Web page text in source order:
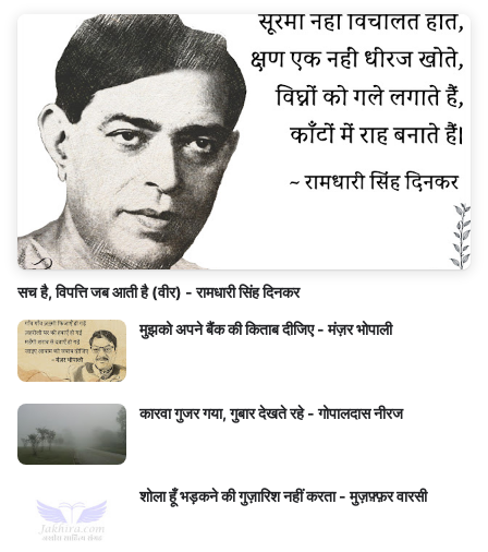
सच है, विपत्ति जब आती है (वीर) - रामधारी सिंह दिनकर
मुझको अपने बैंक की किताब दीजिए - मंज़र भोपाली
कारवा गुजर गया, गुबार देखते रहे - गोपालदास नीरज
शोला हूँ भड़कने की गुज़ारिश नहीं करता - मुज़फ़्फ़र वारसी